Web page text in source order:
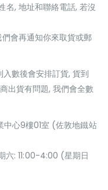
名, 地址和聯絡電話, 若沒
會再通知你來取貨或郵
數後會安排訂貨, 貨到
出貨有問題, 我們會全數
心9樓01室 (佐敦地鐵站
六: 11:00-4:00 (星期日